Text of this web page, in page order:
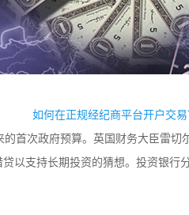
如何在正规经纪商平台开户交易
首次政府预算。英国财务大臣雷切
以支持长期投资的猜想。投资银行